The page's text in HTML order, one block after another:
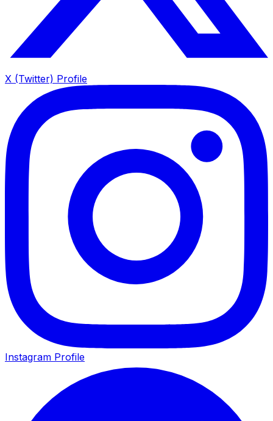
X (Twitter) Profile
Instagram Profile